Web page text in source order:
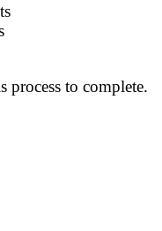
process to complete.